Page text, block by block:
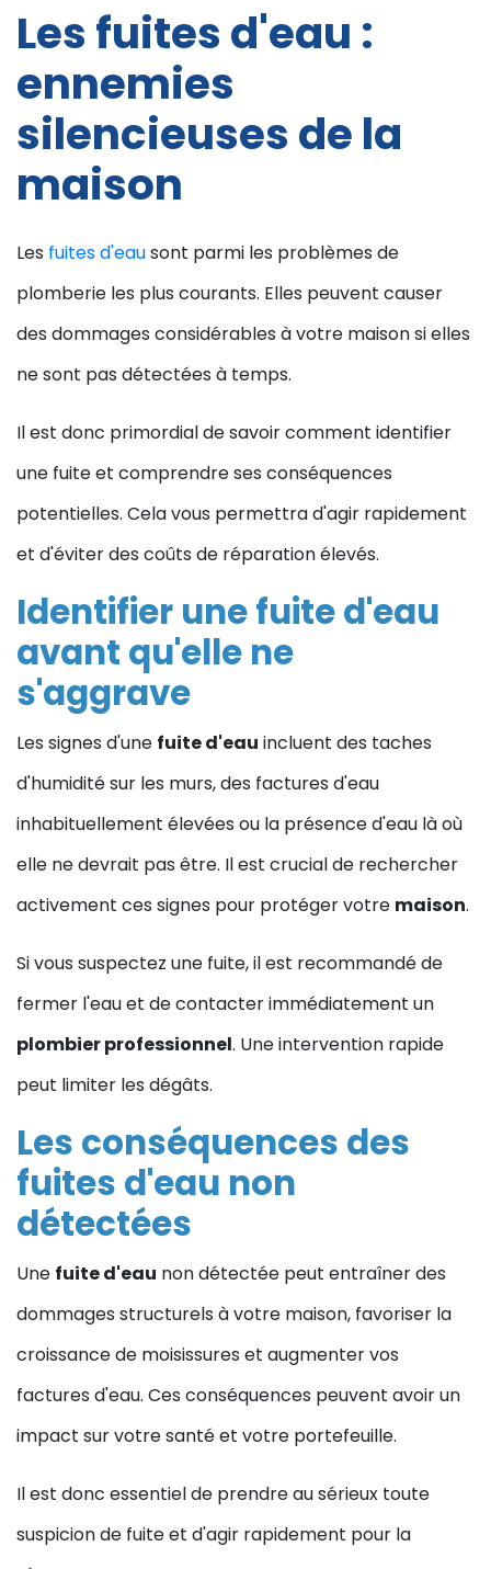
Les fuites d'eau :
ennemies
silencieuses de la
maison
Les fuites d'eausont parmi les problèmes de
plomberie les plus courants. Elles peuvent causer
des dommages considérables à votre maison si elles
ne sont pas détectées à temps.
Il est donc primordial de savoir comment identifier
une fuite et comprendre ses conséquences
potentielles. Cela vous permettra d'agir rapidement
et d'éviter des coûts de réparation élevés.
Identifier une fuite d'eau
avant qu'elle ne
s'aggrave
Les signes d'une fuite d'eau incluent des taches
d'humidité sur les murs, des factures d'eau
inhabituellement élevées ou la présence d'eau là où
elle ne devrait pas être. Il est crucial de rechercher
activement ces signes pour protéger votre maison.
Si vous suspectez une fuite, il est recommandé de
fermer l'eau et de contacter immédiatement un
plombier professionnel. Une intervention rapide
peut limiter les dégâts.
Les conséquences des
fuites d'eau non
détectées
Une fuite d'eau non détectée peut entraîner des
dommages structurels à votre maison, favoriser la
croissance de moisissures et augmenter vos
factures d'eau. Ces conséquences peuvent avoir un
impact sur votre santé et votre portefeuille.
Il est donc essentiel de prendre au sérieux toute
suspicion de fuite et d'agir rapidement pour la